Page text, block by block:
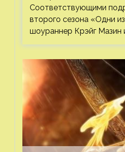
Соответствующими
второго сезона «Одни
шоураннер Крэйг Мазин